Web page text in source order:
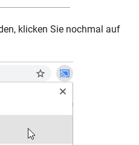
klicken Sie nochmal auf